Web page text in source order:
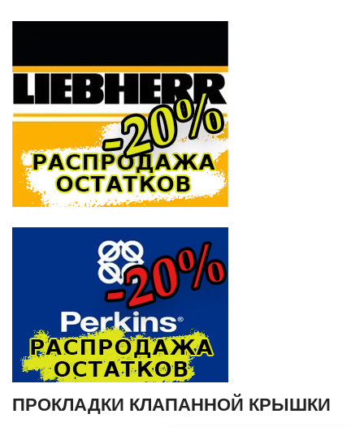
ПРОКЛАДКИ КЛАПАННОЙ КРЫШКИ